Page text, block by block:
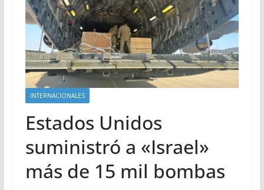
INTERNACIONALES
Estados Unidos
suministró a «Israel»
más de 15 mil bombas